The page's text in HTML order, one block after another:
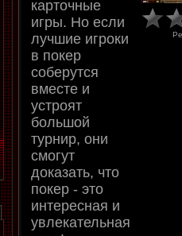
карточные
игры. Но если
лучшие игроки
в покер
соберутся
вместе и
устроят
большой
турнир, они
смогут
доказать, что
покер - это
интересная и
увлекательная